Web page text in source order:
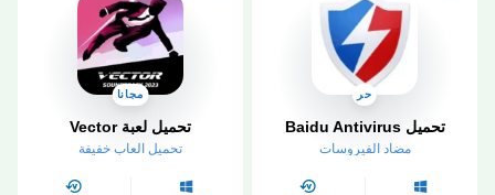
حر
تحميل Baidu Antivirus
مضاد الفيروسات
مجانا
تحميل لعبة Vector
تحميل العاب خفيفة